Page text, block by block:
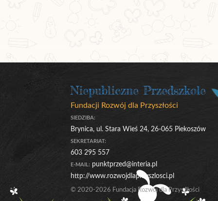
Niepubliczne Przedszkole
Fundacji Rozwój dla Przyszłości
SIEDZIBA:
Brynica, ul. Stara Wieś 24, 26-065 Piekoszów
SEKRETARIAT:
603 295 557
E-MAIL: punktprzed@interia.pl
http://www.rozwojdlaprzyszlosci.pl
© 2020-2026 Fundacja Rozwój dla Przyszłości